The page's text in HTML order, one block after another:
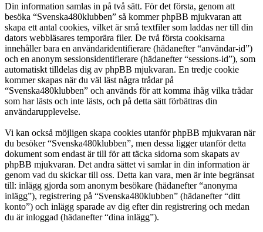
Din information samlas in på två sätt. För det första, genom att
besöka “Svenska480klubben” så kommer phpBB mjukvaran att
skapa ett antal cookies, vilket är små textfiler som laddas ner till din
dators webbläsares temporära filer. De två första cookisarna
innehåller bara en användaridentifierare (hädanefter “användar-id”)
och en anonym sessionsidentifierare (hädanefter “sessions-id”), som
automatiskt tilldelas dig av phpBB mjukvaran. En tredje cookie
kommer skapas när du väl läst några trådar på
“Svenska480klubben” och används för att komma ihåg vilka trådar
som har lästs och inte lästs, och på detta sätt förbättras din
användarupplevelse.
Vi kan också möjligen skapa cookies utanför phpBB mjukvaran när
du besöker “Svenska480klubben”, men dessa ligger utanför detta
dokument som endast är till för att täcka sidorna som skapats av
phpBB mjukvaran. Det andra sättet vi samlar in din information är
genom vad du skickar till oss. Detta kan vara, men är inte begränsat
till: inlägg gjorda som anonym besökare (hädanefter “anonyma
inlägg”), registrering på “Svenska480klubben” (hädanefter “ditt
konto”) och inlägg sparade av dig efter din registrering och medan
du är inloggad (hädanefter “dina inlägg”).